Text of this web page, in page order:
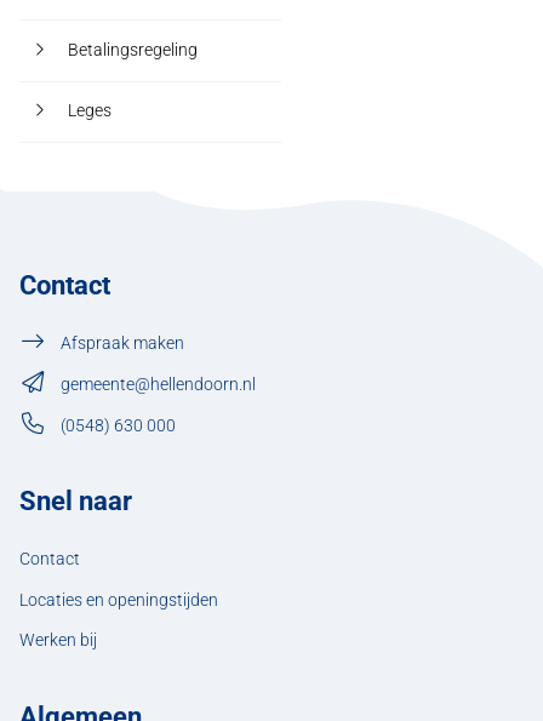
Betalingsregeling
Leges
Contact
Afspraak maken
gemeente@hellendoorn.nl
(0548) 630 000
Snel naar
Contact
Locaties en openingstijden
Werken bij